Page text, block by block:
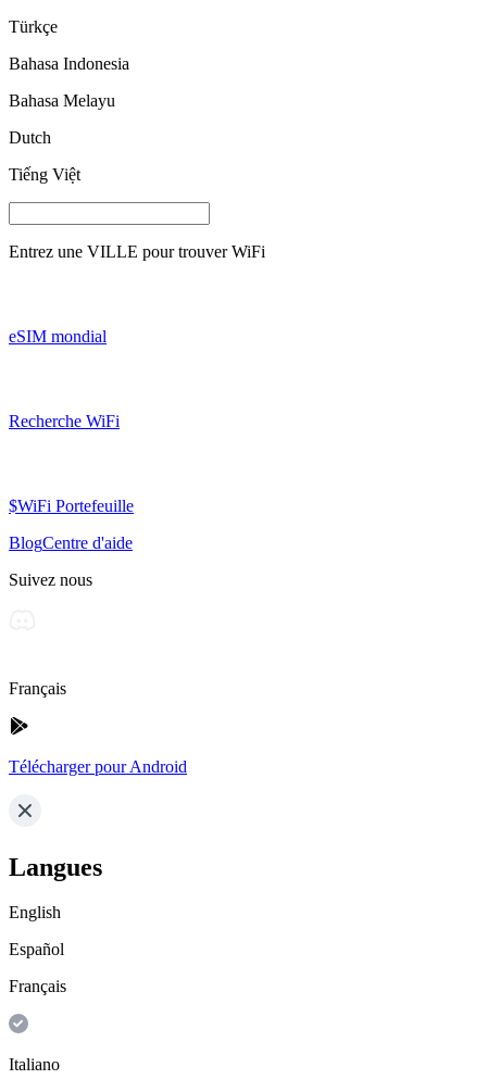
Türkçe
Bahasa Indonesia
Bahasa Melayu
Dutch
Tiếng Việt
Entrez une VILLE pour trouver WiFi
eSIM mondial
Recherche WiFi
$WiFi Portefeuille
BlogCentre d'aide
Suivez nous
Français
Télécharger pour Android
Langues
English
Español
Français
Italiano